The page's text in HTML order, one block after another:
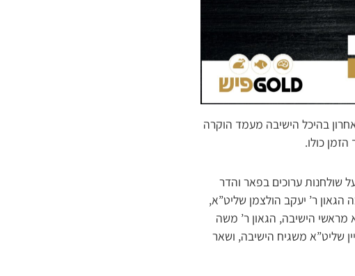
בהיכל הישיבה מעמד הוקרה
כולו.
על שולחנות ערוכים בפאר והדר
ר’ יעקב הולצמן שליט”א,
מראשי הישיבה, הגאון ר’ משה
שליט”א משגיח הישיבה, ושאר